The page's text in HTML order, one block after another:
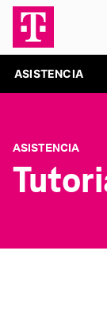
ASISTENCIA
ASISTENCIA